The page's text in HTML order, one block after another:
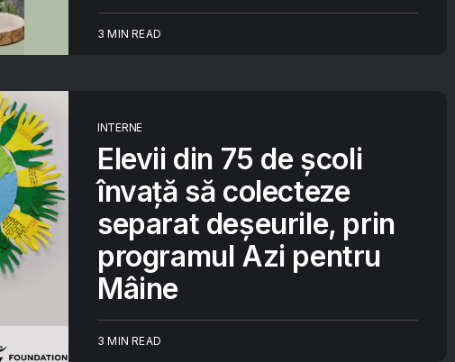
3 MIN READ
INTERNE
Elevii din 75 de școli
învață să colecteze
separat deșeurile, prin
programul Azi pentru
Mâine
3 MIN READ